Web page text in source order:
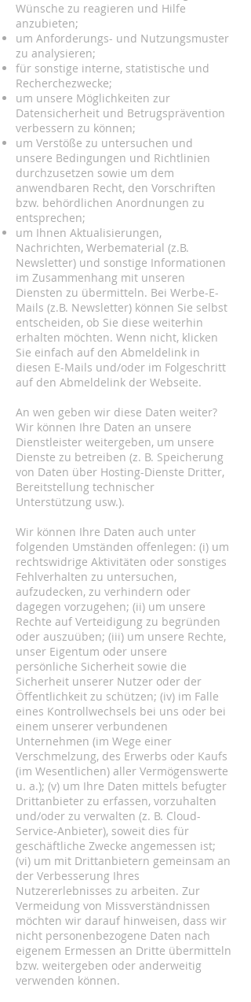
Wünsche zu reagieren und Hilfe
anzubieten;
um Anforderungs- und Nutzungsmuster
zu analysieren;
für sonstige interne, statistische und
Recherchezwecke;
um unsere Möglichkeiten zur
Datensicherheit und Betrugsprävention
verbessern zu können;
um Verstöße zu untersuchen und
unsere Bedingungen und Richtlinien
durchzusetzen sowie um dem
anwendbaren Recht, den Vorschriften
bzw. behördlichen Anordnungen zu
entsprechen;
um Ihnen Aktualisierungen,
Nachrichten, Werbematerial (z.B.
Newsletter) und sonstige Informationen
im Zusammenhang mit unseren
Diensten zu übermitteln. Bei Werbe-E-
Mails (z.B. Newsletter) können Sie selbst
entscheiden, ob Sie diese weiterhin
erhalten möchten. Wenn nicht, klicken
Sie einfach auf den Abmeldelink in
diesen E-Mails und/oder im Folgeschritt
auf den Abmeldelink der Webseite.
An wen geben wir diese Daten weiter?
Wir können Ihre Daten an unsere
Dienstleister weitergeben, um unsere
Dienste zu betreiben (z. B. Speicherung
von Daten über Hosting-Dienste Dritter,
Bereitstellung technischer
Unterstützung usw.).
Wir können Ihre Daten auch unter
folgenden Umständen offenlegen: (i) um
rechtswidrige Aktivitäten oder sonstiges
Fehlverhalten zu untersuchen,
aufzudecken, zu verhindern oder
dagegen vorzugehen; (ii) um unsere
Rechte auf Verteidigung zu begründen
oder auszuüben; (iii) um unsere Rechte,
unser Eigentum oder unsere
persönliche Sicherheit sowie die
Sicherheit unserer Nutzer oder der
Öffentlichkeit zu schützen; (iv) im Falle
eines Kontrollwechsels bei uns oder bei
einem unserer verbundenen
Unternehmen (im Wege einer
Verschmelzung, des Erwerbs oder Kaufs
(im Wesentlichen) aller Vermögenswerte
u. a.); (v) um Ihre Daten mittels befugter
Drittanbieter zu erfassen, vorzuhalten
und/oder zu verwalten (z. B. Cloud-
Service-Anbieter), soweit dies für
geschäftliche Zwecke angemessen ist;
(vi) um mit Drittanbietern gemeinsam an
der Verbesserung Ihres
Nutzererlebnisses zu arbeiten. Zur
Vermeidung von Missverständnissen
möchten wir darauf hinweisen, dass wir
nicht personenbezogene Daten nach
eigenem Ermessen an Dritte übermitteln
bzw. weitergeben oder anderweitig
verwenden können.